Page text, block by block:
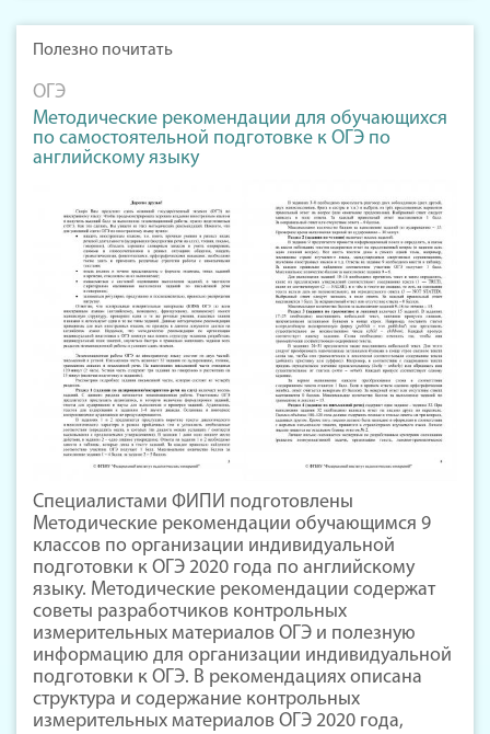
Полезно почитать
ОГЭ
Методические рекомендации для обучающихся
по самостоятельной подготовке к ОГЭ по
английскому языку
Специалистами ФИПИ подготовлены
Методические рекомендации обучающимся 9
классов по организации индивидуальной
подготовки к ОГЭ 2020 года по английскому
языку. Методические рекомендации содержат
советы разработчиков контрольных
измерительных материалов ОГЭ и полезную
информацию для организации индивидуальной
подготовки к ОГЭ. В рекомендациях описана
структура и содержание контрольных
измерительных материалов ОГЭ 2020 года,